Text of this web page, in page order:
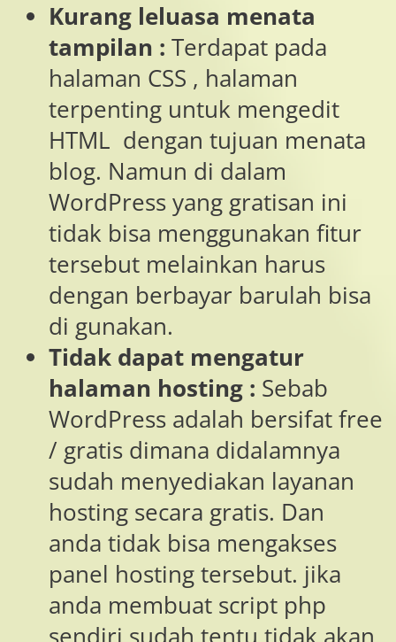
Kurang leluasa menata
tampilan : Terdapat pada
halaman CSS , halaman
terpenting untuk mengedit
HTML dengan tujuan menata
blog. Namun di dalam
WordPress yang gratisan ini
tidak bisa menggunakan fitur
tersebut melainkan harus
dengan berbayar barulah bisa
di gunakan.
Tidak dapat mengatur
halaman hosting : Sebab
WordPress adalah bersifat free
/ gratis dimana didalamnya
sudah menyediakan layanan
hosting secara gratis. Dan
anda tidak bisa mengakses
panel hosting tersebut. jika
anda membuat script php